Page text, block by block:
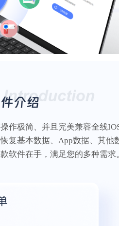
作极简、并且完美兼容全线
复基本数据、App数据、其他
软件在手，满足您的多种需求